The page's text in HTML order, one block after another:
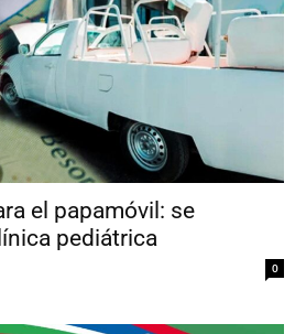
el papamóvil: se
pediátrica
0